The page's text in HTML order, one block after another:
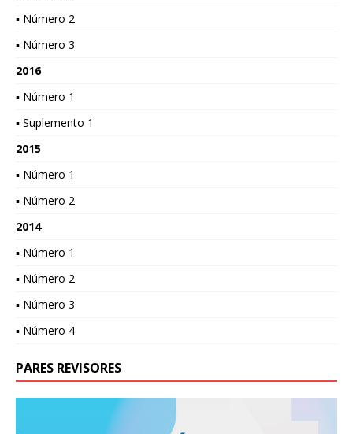
▪ Número 2
▪ Número 3
2016
▪ Número 1
▪ Suplemento 1
2015
▪ Número 1
▪ Número 2
2014
▪ Número 1
▪ Número 2
▪ Número 3
▪ Número 4
PARES REVISORES